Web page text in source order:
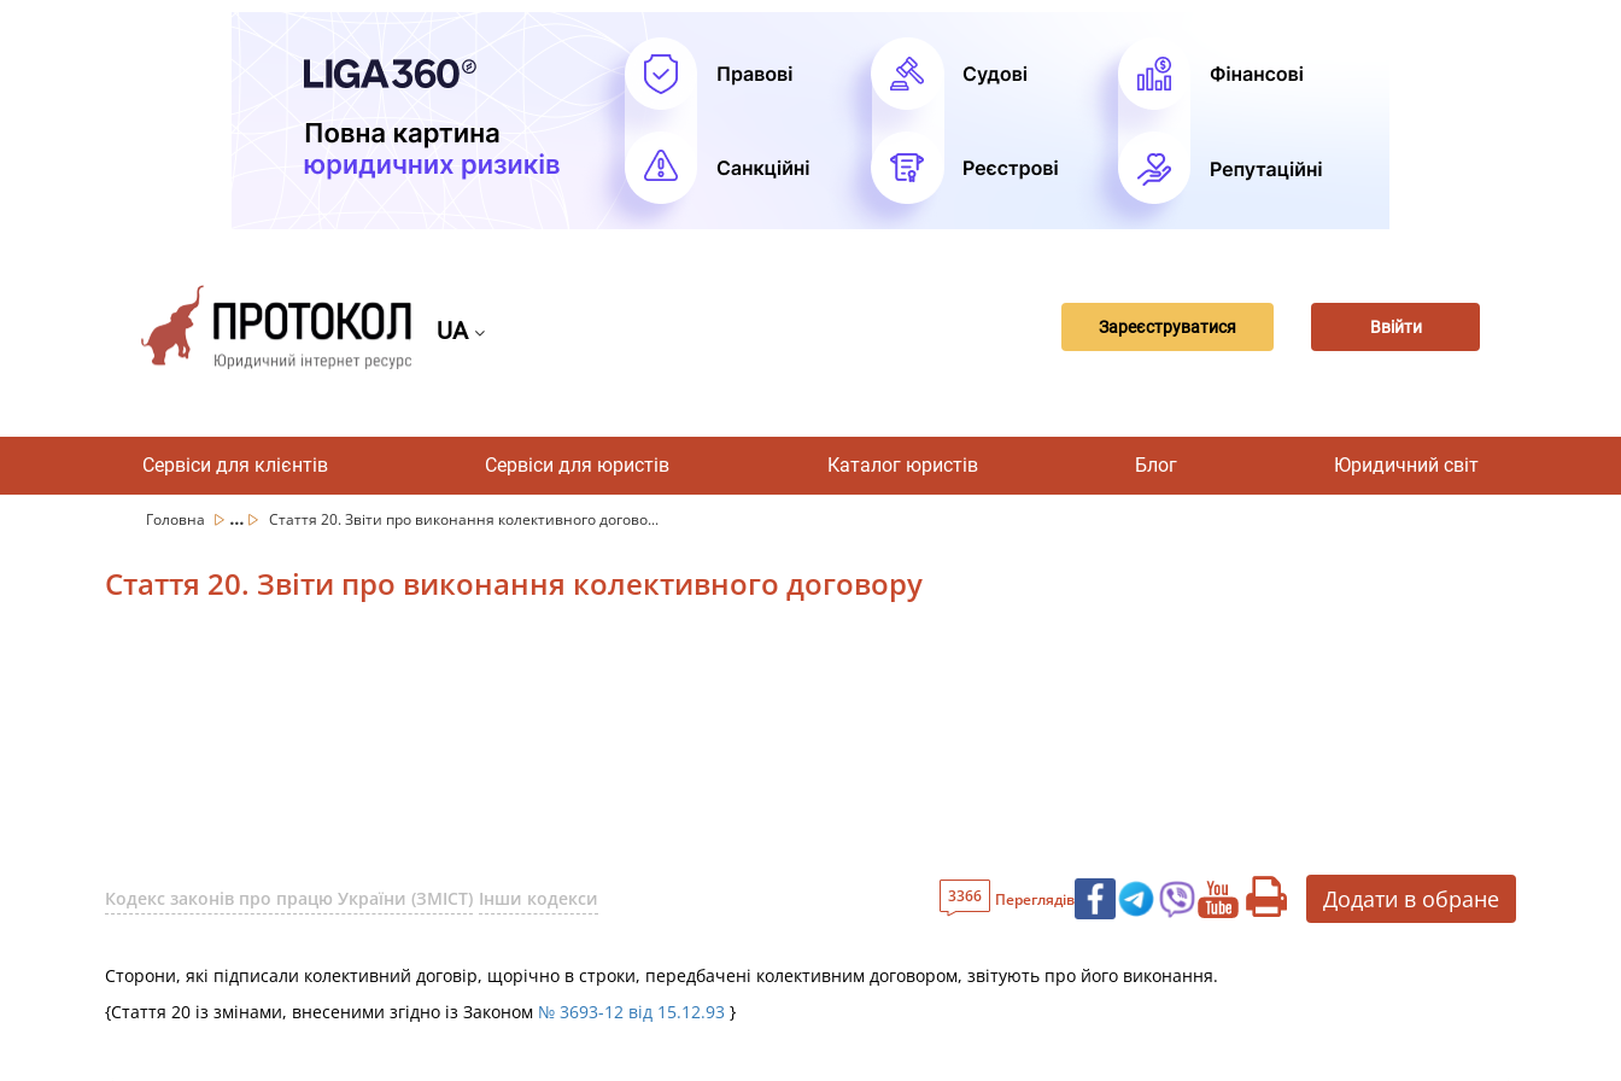
UA Зареєструватися Ввійти
Сервіси для клієнтів Сервіси для юристів Каталог юристів Блог Юридичний світ
Головна ... Стаття 20. Звіти про виконання колективного догово...
Стаття 20. Звіти про виконання колективного договору
Кодекс законів про працю України (ЗМІСТ) Інши кодекси 3366 Переглядів Додати в обране
Сторони, які підписали колективний договір, щорічно в строки, передбачені колективним договором, звітують про його виконання.
{Стаття 20 із змінами, внесеними згідно із Законом № 3693-12 від 15.12.93 }